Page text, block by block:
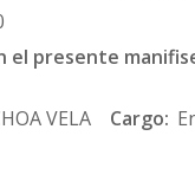
el presente
VELA Cargo: